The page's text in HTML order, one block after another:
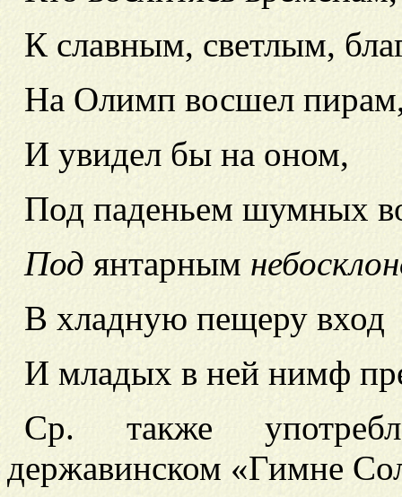
К славным, светлым,
На Олимп восшел
И увидел бы на оном,
Под паденьем шумных
Под янтарным
В хладную пещеру вход
И младых в ней нимф
Ср. также
державинском «Гимне